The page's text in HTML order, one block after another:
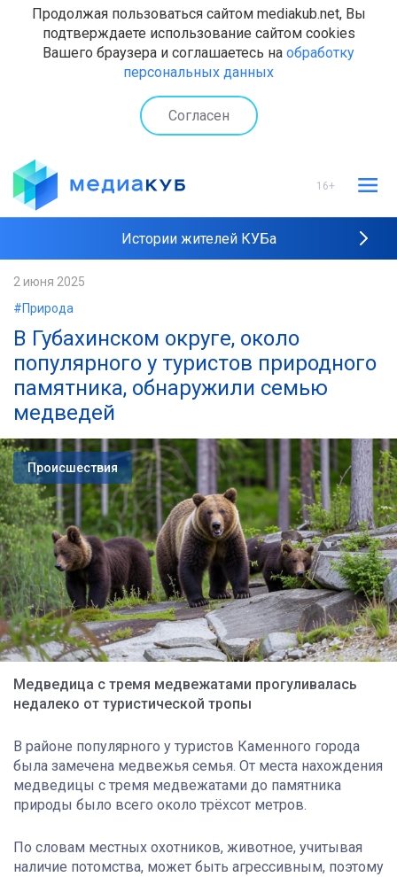
Продолжая пользоваться сайтом mediakub.net, Вы
подтверждаете использование сайтом cookies
Вашего браузера и соглашаетесь на обработку
персональных данных
Согласен
16+
Истории жителей КУБа
2 июня 2025
#Природа
В Губахинском округе, около
популярного у туристов природного
памятника, обнаружили семью
медведей
Происшествия
Медведица с тремя медвежатами прогуливалась
недалеко от туристической тропы
В районе популярного у туристов Каменного города
была замечена медвежья семья. От места нахождения
медведицы с тремя медвежатами до памятника
природы было всего около трёхсот метров.
По словам местных охотников, животное, учитывая
наличие потомства, может быть агрессивным, поэтому